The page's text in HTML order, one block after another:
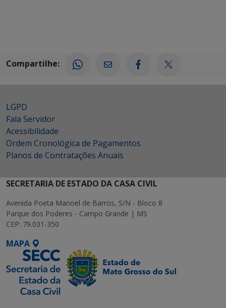
Compartilhe:
LGPD
Fala Servidor
Acessibilidade
Ordem Cronológica de Pagamentos
Planos de Contratações Anuais
SECRETARIA DE ESTADO DA CASA CIVIL
Avenida Poeta Manoel de Barros, S/N - Bloco 8
Parque dos Poderes - Campo Grande | MS
CEP: 79.031-350
MAPA